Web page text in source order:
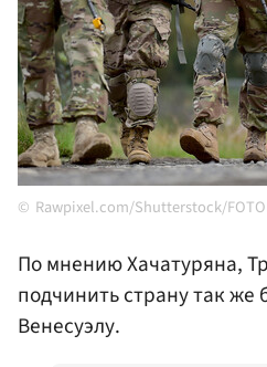
Rawpixel.com/Shutterstock/
По мнению Хачатуряна,
подчинить страну так же
Венесуэлу.